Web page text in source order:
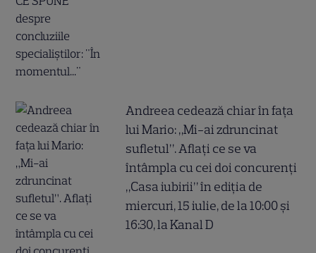
Andreea cedează chiar în fața
lui Mario: „Mi-ai zdruncinat
sufletul”. Aflați ce se va
întâmpla cu cei doi concurenți
„Casa iubirii” în ediția de
miercuri, 15 iulie, de la 10:00 și
16:30, la Kanal D